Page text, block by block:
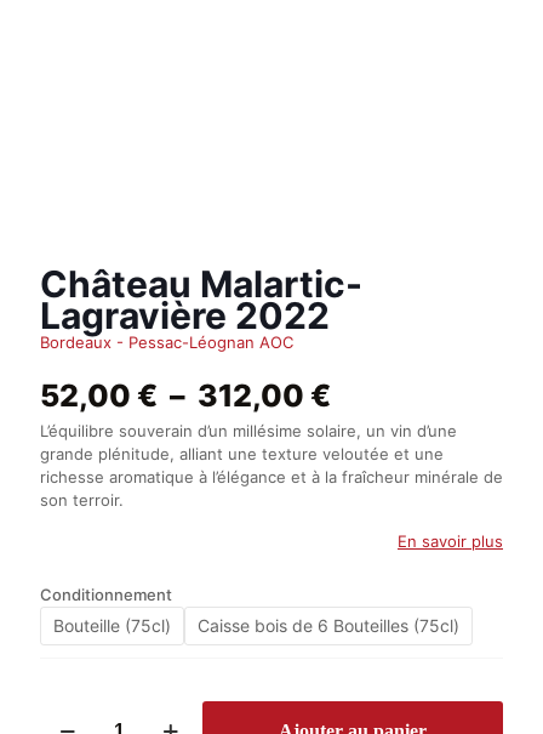
Château Malartic-
Lagravière 2022
Bordeaux - Pessac-Léognan AOC
52,00 € – 312,00 €
de
prix :
52,00 €
à
L’équilibre souverain d’un millésime solaire, un vin d’une
grande plénitude, alliant une texture veloutée et une
richesse aromatique à l’élégance et à la fraîcheur minérale de
son terroir.
En savoir plus
Conditionnement
Bouteille (75cl) Caisse bois de 6 Bouteilles (75cl)